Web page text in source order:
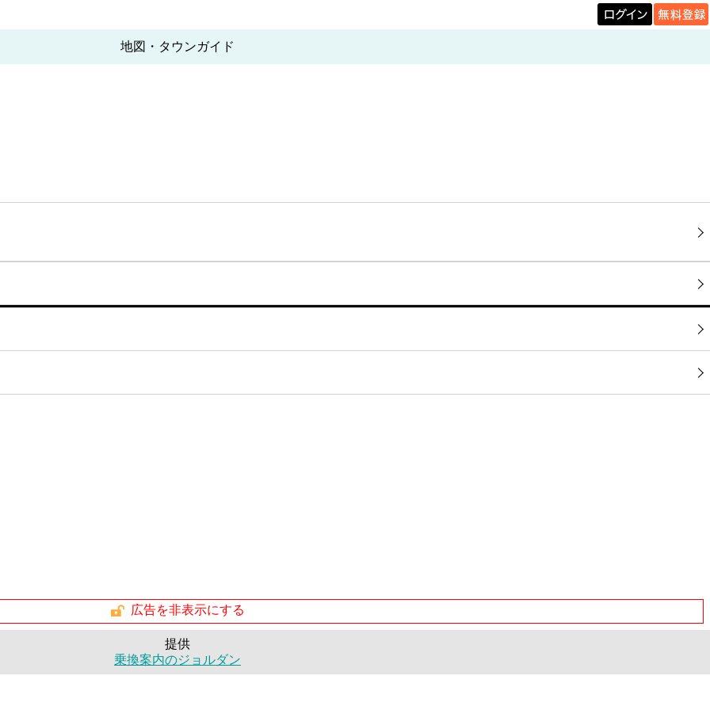
地図・タウンガイド
広告を非表示にする
提供
乗換案内のジョルダン